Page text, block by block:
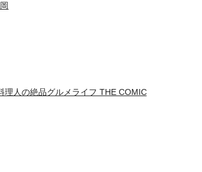
理人の絶品グルメライフ THE COMIC